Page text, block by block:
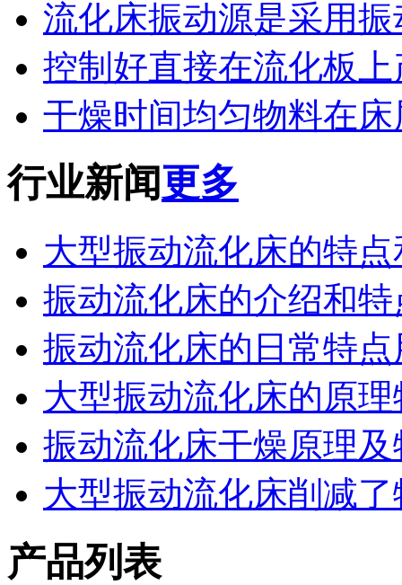
流化床振动源是采用
控制好直接在流化板
干燥时间均匀物料在
行业新闻更多
大型振动流化床的特
振动流化床的介绍和特
振动流化床的日常特点
大型振动流化床的原
振动流化床干燥原理
大型振动流化床削减
产品列表